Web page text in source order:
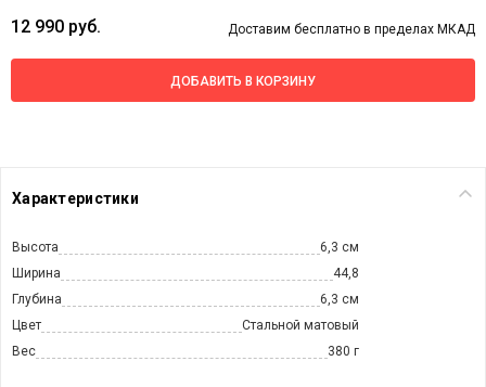
12 990 руб. Доставим бесплатно в пределах МКАД
ДОБАВИТЬ В КОРЗИНУ
Характеристики
Высота
6,3 см
Ширина
44,8
Глубина
6,3 см
Цвет
Стальной матовый
Вес
380 г